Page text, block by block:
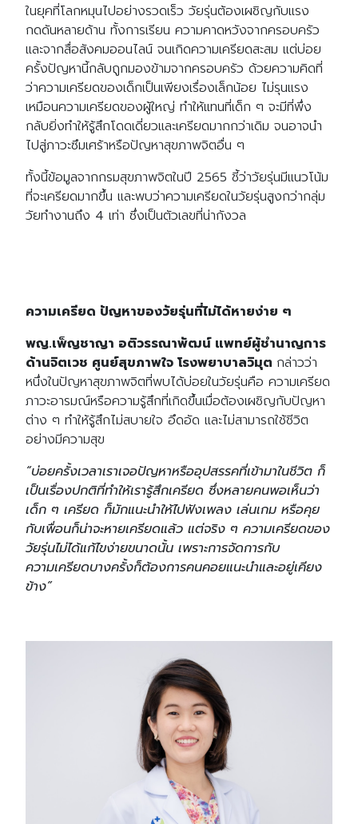
ในยุคที่โลกหมุนไปอย่างรวดเร็ว วัยรุ่นต้องเผชิญกับแรง
กดดันหลายด้าน ทั้งการเรียน ความคาดหวังจากครอบครัว
และจากสื่อสังคมออนไลน์ จนเกิดความเครียดสะสม แต่บ่อย
ครั้งปัญหานี้กลับถูกมองข้ามจากครอบครัว ด้วยความคิดที่
ว่าความเครียดของเด็กเป็นเพียงเรื่องเล็กน้อย ไม่รุนแรง
เหมือนความเครียดของผู้ใหญ่ ทำให้แทนที่เด็ก ๆ จะมีที่พึ่ง
กลับยิ่งทำให้รู้สึกโดดเดี่ยวและเครียดมากกว่าเดิม จนอาจนำ
ไปสู่ภาวะซึมเศร้าหรือปัญหาสุขภาพจิตอื่น ๆ
ทั้งนี้ข้อมูลจากกรมสุขภาพจิตในปี 2565 ชี้ว่าวัยรุ่นมีแนวโน้ม
ที่จะเครียดมากขึ้น และพบว่าความเครียดในวัยรุ่นสูงกว่ากลุ่ม
วัยทำงานถึง 4 เท่า ซึ่งเป็นตัวเลขที่น่ากังวล
ความเครียด ปัญหาของวัยรุ่นที่ไม่ได้หายง่าย ๆ
พญ.เพ็ญชาญา อติวรรณาพัฒน์ แพทย์ผู้ชำนาญการ
ด้านจิตเวช ศูนย์สุขภาพใจ โรงพยาบาลวิมุต กล่าวว่า
หนึ่งในปัญหาสุขภาพจิตที่พบได้บ่อยในวัยรุ่นคือ ความเครียด
ภาวะอารมณ์หรือความรู้สึกที่เกิดขึ้นเมื่อต้องเผชิญกับปัญหา
ต่าง ๆ ทำให้รู้สึกไม่สบายใจ อึดอัด และไม่สามารถใช้ชีวิต
อย่างมีความสุข
“บ่อยครั้งเวลาเราเจอปัญหาหรืออุปสรรคที่เข้ามาในชีวิต ก็
เป็นเรื่องปกติที่ทำให้เรารู้สึกเครียด ซึ่งหลายคนพอเห็นว่า
เด็ก ๆ เครียด ก็มักแนะนำให้ไปฟังเพลง เล่นเกม หรือคุย
กับเพื่อนก็น่าจะหายเครียดแล้ว แต่จริง ๆ ความเครียดของ
วัยรุ่นไม่ได้แก้ไขง่ายขนาดนั้น เพราะการจัดการกับ
ความเครียดบางครั้งก็ต้องการคนคอยแนะนำและอยู่เคียง
ข้าง”